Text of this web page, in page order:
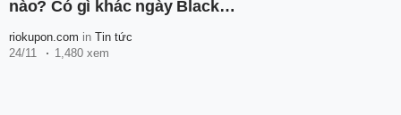
nào? Có gì khác ngày Black
riokupon.com in Tin tức
24/11
1,480 xem